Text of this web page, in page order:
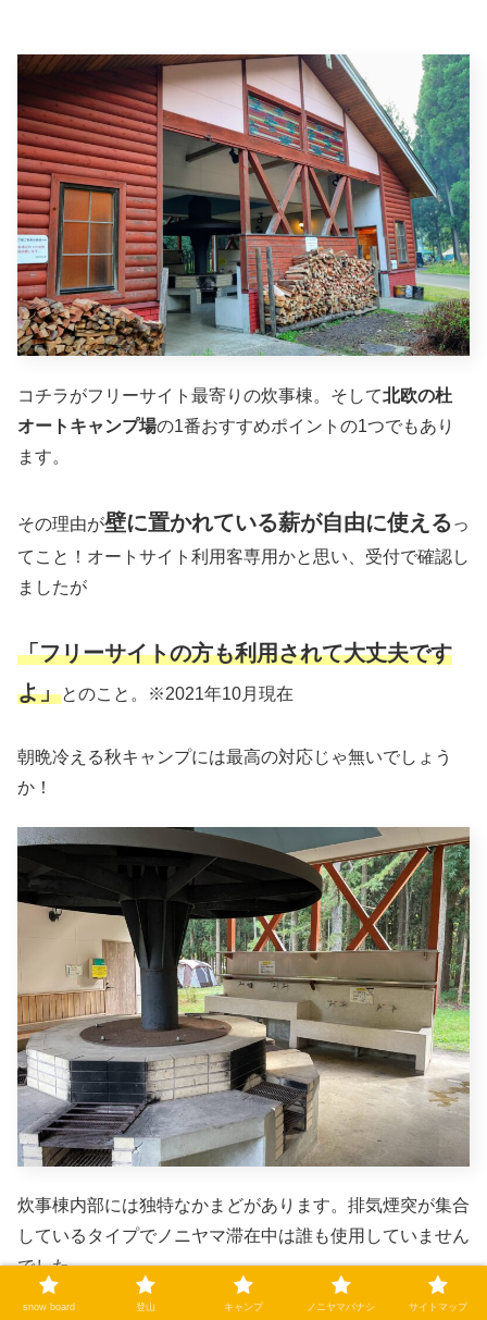
コチラがフリーサイト最寄りの炊事棟。そして北欧の杜
オートキャンプ場の1番おすすめポイントの1つでもあり
ます。
その理由が壁に置かれている薪が自由に使える っ
てこと！オートサイト利用客専用かと思い、受付で確認し
ましたが
「フリーサイトの方も利用されて大丈夫です
よ」とのこと。※2021年10月現在
朝晩冷える秋キャンプには最高の対応じゃ無いでしょう
か！
炊事棟内部には独特なかまどがあります。排気煙突が集合
しているタイプでノニヤマ滞在中は誰も使用していません
でした。
snow board 登山 キャンプ ノニヤマバナシ サイトマップ